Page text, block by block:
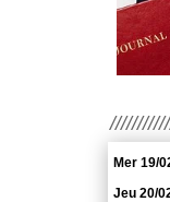
Mer 19/
Jeu 20/